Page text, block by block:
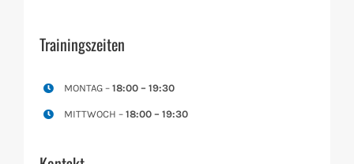
Trainingszeiten
MONTAG –18:00 – 19:30
MITTWOCH –18:00 – 19:30